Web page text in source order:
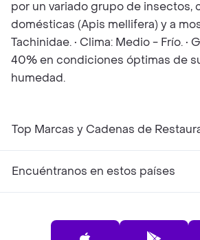
por un variado grupo de insectos,
domésticas (Apis mellifera) y a
Tachinidae. • Clima: Medio - Frío. •
40% en condiciones óptimas de
humedad.
Top Marcas y Cadenas de
Encuéntranos en estos países